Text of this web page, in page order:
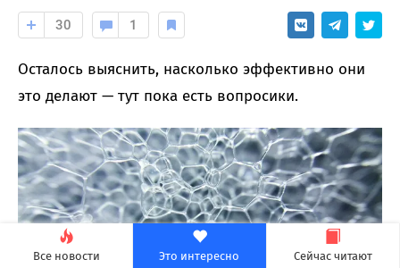
Все новости Это интересно Сейчас читают
30 1
Осталось выяснить, насколько эффективно они
это делают — тут пока есть вопросики.